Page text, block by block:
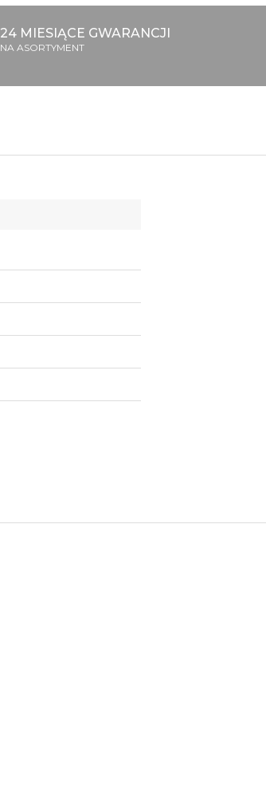
24 MIESIĄCE GWARANCJI
NA ASORTYMENT